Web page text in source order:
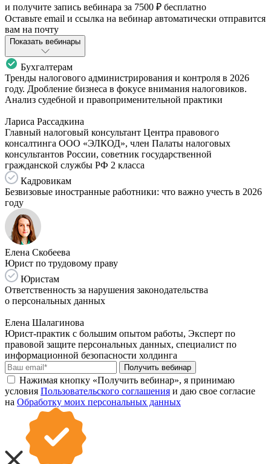
и получите запись вебинара за 7500 ₽ бесплатно
Оставьте email и ссылка на вебинар автоматически отправится
вам на почту
Показать вебинары
Бухгалтерам
Тренды налогового администрирования и контроля в 2026
году. Дробление бизнеса в фокусе внимания налоговиков.
Анализ судебной и правоприменительной практики
Лариса Рассадкина
Главный налоговый консультант Центра правового
консалтинга ООО «ЭЛКОД», член Палаты налоговых
консультантов России, советник государственной
гражданской службы РФ 2 класса
Кадровикам
Безвизовые иностранные работники: что важно учесть в 2026
году
Елена Скобеева
Юрист по трудовому праву
Юристам
Ответственность за нарушения законодательства
о персональных данных
Елена Шалагинова
Юрист-практик с большим опытом работы, Эксперт по
правовой защите персональных данных, специалист по
информационной безопасности холдинга
Получить вебинар
Нажимая кнопку «Получить вебинар», я принимаю
условия Пользовательского соглашения и даю свое согласие
на Обработку моих персональных данных